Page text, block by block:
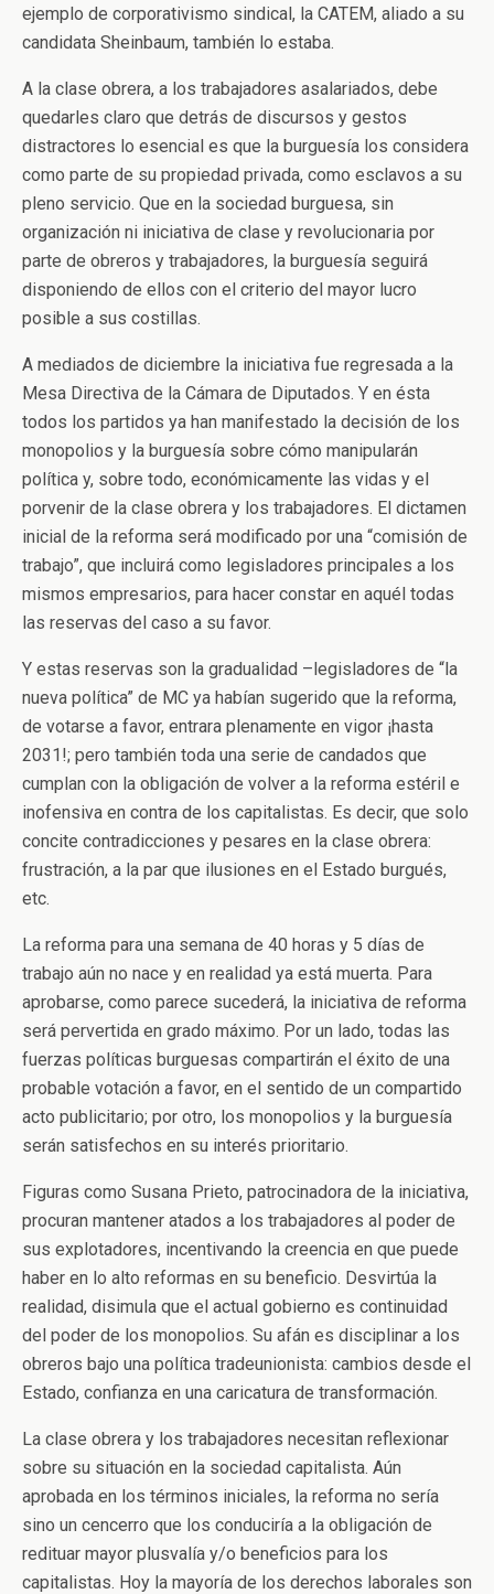
ejemplo de corporativismo sindical, la CATEM, aliado a su
candidata Sheinbaum, también lo estaba.
A la clase obrera, a los trabajadores asalariados, debe
quedarles claro que detrás de discursos y gestos
distractores lo esencial es que la burguesía los considera
como parte de su propiedad privada, como esclavos a su
pleno servicio. Que en la sociedad burguesa, sin
organización ni iniciativa de clase y revolucionaria por
parte de obreros y trabajadores, la burguesía seguirá
disponiendo de ellos con el criterio del mayor lucro
posible a sus costillas.
A mediados de diciembre la iniciativa fue regresada a la
Mesa Directiva de la Cámara de Diputados. Y en ésta
todos los partidos ya han manifestado la decisión de los
monopolios y la burguesía sobre cómo manipularán
política y, sobre todo, económicamente las vidas y el
porvenir de la clase obrera y los trabajadores. El dictamen
inicial de la reforma será modificado por una “comisión de
trabajo”, que incluirá como legisladores principales a los
mismos empresarios, para hacer constar en aquél todas
las reservas del caso a su favor.
Y estas reservas son la gradualidad –legisladores de “la
nueva política” de MC ya habían sugerido que la reforma,
de votarse a favor, entrara plenamente en vigor ¡hasta
2031!; pero también toda una serie de candados que
cumplan con la obligación de volver a la reforma estéril e
inofensiva en contra de los capitalistas. Es decir, que solo
concite contradicciones y pesares en la clase obrera:
frustración, a la par que ilusiones en el Estado burgués,
etc.
La reforma para una semana de 40 horas y 5 días de
trabajo aún no nace y en realidad ya está muerta. Para
aprobarse, como parece sucederá, la iniciativa de reforma
será pervertida en grado máximo. Por un lado, todas las
fuerzas políticas burguesas compartirán el éxito de una
probable votación a favor, en el sentido de un compartido
acto publicitario; por otro, los monopolios y la burguesía
serán satisfechos en su interés prioritario.
Figuras como Susana Prieto, patrocinadora de la iniciativa,
procuran mantener atados a los trabajadores al poder de
sus explotadores, incentivando la creencia en que puede
haber en lo alto reformas en su beneficio. Desvirtúa la
realidad, disimula que el actual gobierno es continuidad
del poder de los monopolios. Su afán es disciplinar a los
obreros bajo una política tradeunionista: cambios desde el
Estado, confianza en una caricatura de transformación.
La clase obrera y los trabajadores necesitan reflexionar
sobre su situación en la sociedad capitalista. Aún
aprobada en los términos iniciales, la reforma no sería
sino un cencerro que los conduciría a la obligación de
redituar mayor plusvalía y/o beneficios para los
capitalistas. Hoy la mayoría de los derechos laborales son